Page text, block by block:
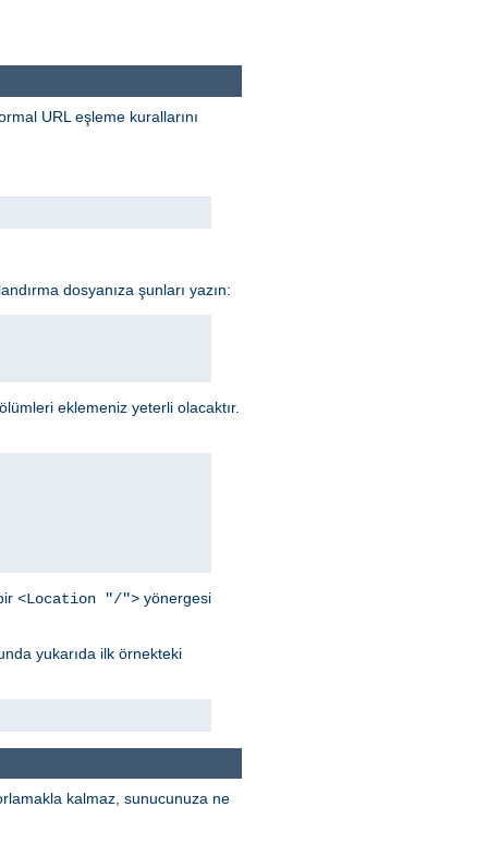
URL eşleme kurallarını
dosyanıza şunları yazın:
eklemeniz yeterli olacaktır.
<Location "/"> yönergesi
yukarıda ilk örnekteki
kalmaz, sunucunuza ne